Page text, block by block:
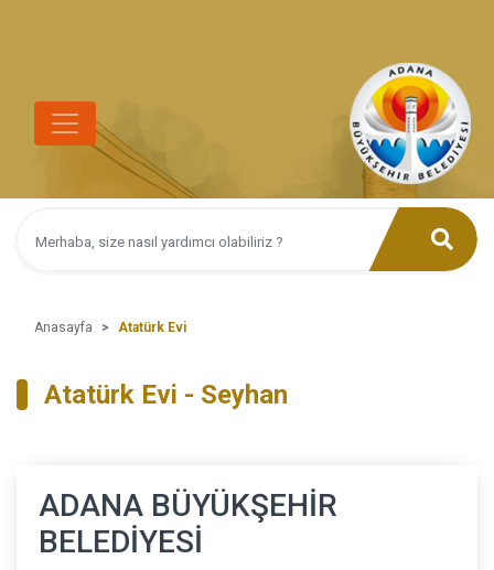
Anasayfa Atatürk Evi
Atatürk Evi - Seyhan
ADANA BÜYÜKŞEHİR
BELEDİYESİ